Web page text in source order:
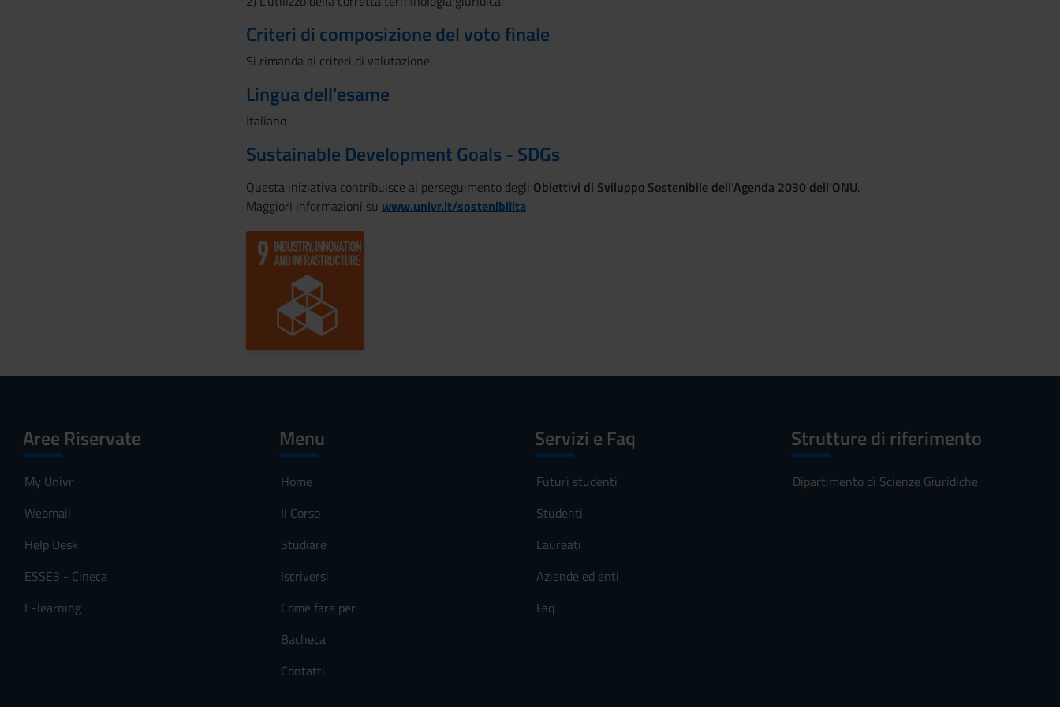
Criteri di composizione del voto finale
Si rimanda ai criteri di valutazione
Lingua dell'esame
Italiano
Sustainable Development Goals - SDGs
Questa iniziativa contribuisce al perseguimento degli Obiettivi di Sviluppo Sostenibile dell'Agenda 2030 dell'ONU.
Maggiori informazioni su www.univr.it/sostenibilita
Aree Riservate
My Univr
Webmail
Help Desk
ESSE3 - Cineca
E-learning
Menu
Home
Il Corso
Studiare
Iscriversi
Come fare per
Bacheca
Contatti
Servizi e Faq
Futuri studenti
Studenti
Laureati
Aziende ed enti
Faq
Strutture di riferimento
Dipartimento di Scienze Giuridiche